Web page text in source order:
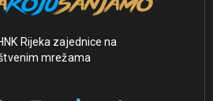
Rijeka zajednice na
mrežama